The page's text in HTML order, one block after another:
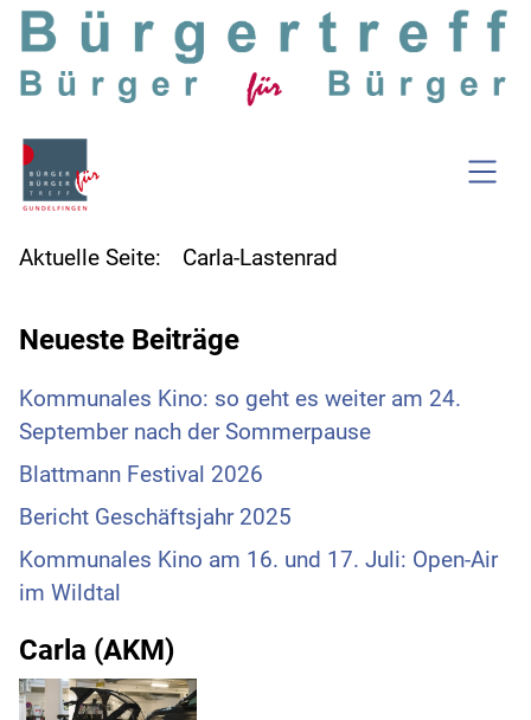
SKIP TO MAIN CONTENT
Aktuelle Seite: Carla-Lastenrad
Neueste Beiträge
Kommunales Kino: so geht es weiter am 24.
September nach der Sommerpause
Blattmann Festival 2026
Bericht Geschäftsjahr 2025
Kommunales Kino am 16. und 17. Juli: Open-Air
im Wildtal
Carla (AKM)